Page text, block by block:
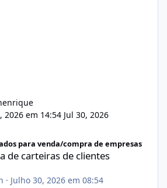
2026 em 14:54 Jul 30, 2026
para venda/compra de empresas
de carteiras de clientes
· Julho 30, 2026 em 08:54